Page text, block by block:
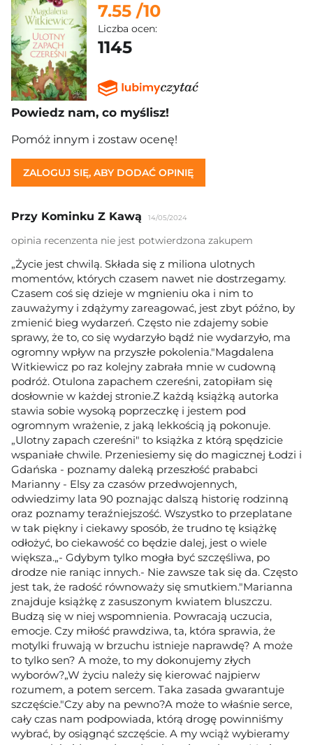
7.55 /10
Liczba ocen:
1145
Powiedz nam, co myślisz!
Pomóż innym i zostaw ocenę!
ZALOGUJ SIĘ, ABY DODAĆ OPINIĘ
Przy Kominku Z Kawą 14/05/2024
opinia recenzenta nie jest potwierdzona zakupem
„Życie jest chwilą. Składa się z miliona ulotnych
momentów, których czasem nawet nie dostrzegamy.
Czasem coś się dzieje w mgnieniu oka i nim to
zauważymy i zdążymy zareagować, jest zbyt późno, by
zmienić bieg wydarzeń. Często nie zdajemy sobie
sprawy, że to, co się wydarzyło bądź nie wydarzyło, ma
ogromny wpływ na przyszłe pokolenia."Magdalena
Witkiewicz po raz kolejny zabrała mnie w cudowną
podróż. Otulona zapachem czereśni, zatopiłam się
dosłownie w każdej stronie.Z każdą książką autorka
stawia sobie wysoką poprzeczkę i jestem pod
ogromnym wrażenie, z jaką lekkością ją pokonuje.
„Ulotny zapach czereśni" to książka z którą spędzicie
wspaniałe chwile. Przeniesiemy się do magicznej Łodzi i
Gdańska - poznamy daleką przeszłość prababci
Marianny - Elsy za czasów przedwojennych,
odwiedzimy lata 90 poznając dalszą historię rodzinną
oraz poznamy teraźniejszość. Wszystko to przeplatane
w tak piękny i ciekawy sposób, że trudno tę książkę
odłożyć, bo ciekawość co będzie dalej, jest o wiele
większa.„- Gdybym tylko mogła być szczęśliwa, po
drodze nie raniąc innych.- Nie zawsze tak się da. Często
jest tak, że radość równoważy się smutkiem."Marianna
znajduje książkę z zasuszonym kwiatem bluszczu.
Budzą się w niej wspomnienia. Powracają uczucia,
emocje. Czy miłość prawdziwa, ta, która sprawia, że
motylki fruwają w brzuchu istnieje naprawdę? A może
to tylko sen? A może, to my dokonujemy złych
wyborów?„W życiu należy się kierować najpierw
rozumem, a potem sercem. Taka zasada gwarantuje
szczęście."Czy aby na pewno?A może to właśnie serce,
cały czas nam podpowiada, którą drogę powinniśmy
wybrać, by osiągnąć szczęście. A my wciąż wybieramy